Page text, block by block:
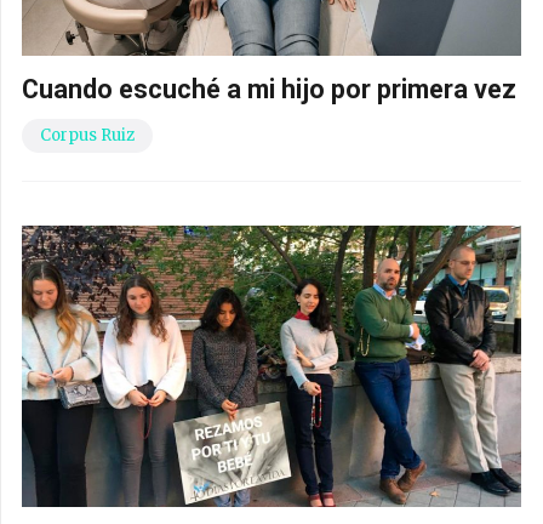
Cuando escuché a mi hijo por primera vez
Corpus Ruiz